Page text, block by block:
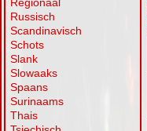
Russisch
Scandinavisch
Schots
Slank
Slowaaks
Spaans
Surinaams
Thais